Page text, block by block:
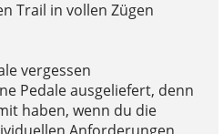
Trail in vollen Zügen
vergessen
Pedale ausgeliefert, denn
haben, wenn du die